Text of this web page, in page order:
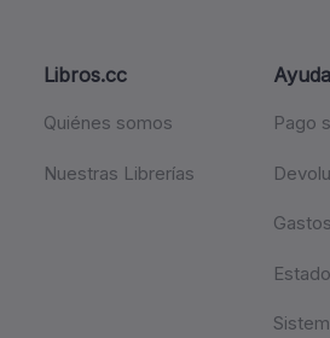
Libros.cc
Quiénes somos
Nuestras Librerías
Ayuda
Pago